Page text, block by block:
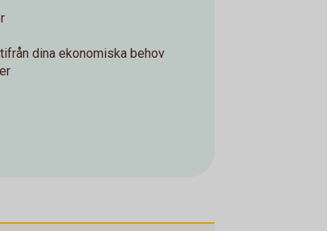
dina ekonomiska behov